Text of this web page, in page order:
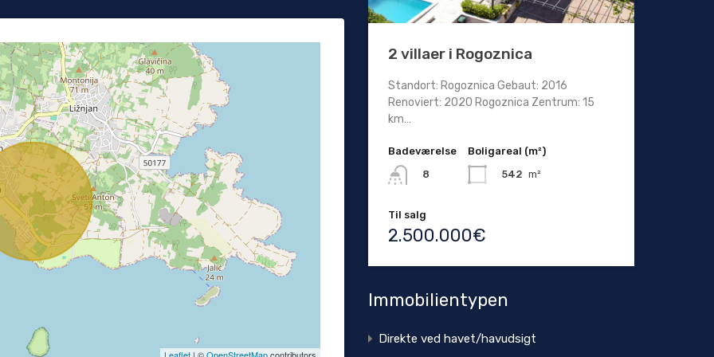
Leaflet| ©OpenStreetMapcontributors
2 villaer i Rogoznica
Standort: Rogoznica Gebaut: 2016
Renoviert: 2020 Rogoznica Zentrum: 15
km…
Badeværelse
8
Boligareal (m²)
542 m²
Til salg
2.500.000€
Immobilientypen
Direkte ved havet/havudsigt